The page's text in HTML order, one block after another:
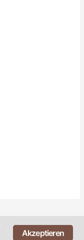
Akzeptieren